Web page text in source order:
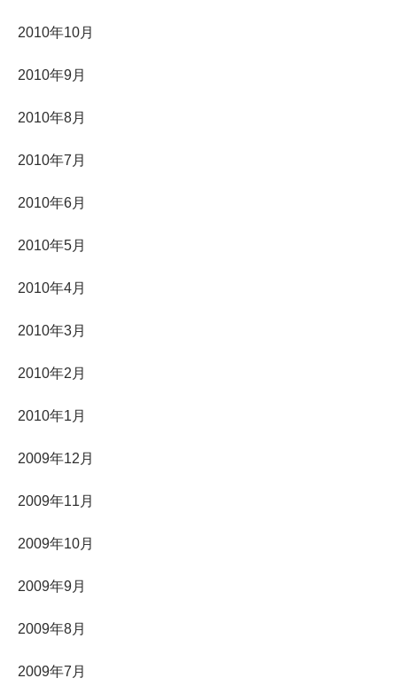
2010年10月
2010年9月
2010年8月
2010年7月
2010年6月
2010年5月
2010年4月
2010年3月
2010年2月
2010年1月
2009年12月
2009年11月
2009年10月
2009年9月
2009年8月
2009年7月